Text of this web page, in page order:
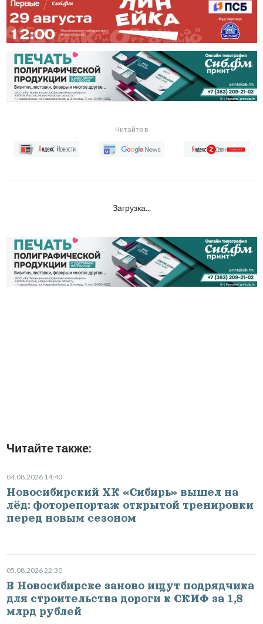
Читайте в
Загрузка...
Читайте также:
04.08.2026 14:40
Новосибирский ХК «Сибирь» вышел на
лёд: фоторепортаж открытой тренировки
перед новым сезоном
05.08.2026 22:30
В Новосибирске заново ищут подрядчика
для строительства дороги к СКИФ за 1,8
млрд рублей